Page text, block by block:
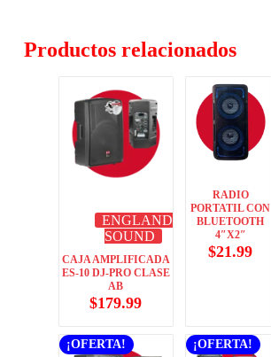
Productos relacionados
ENGLAND
SOUND
CAJA AMPLIFICADA
ES-10 DJ-PRO CLASE
AB
$179.99
RADIO
PORTATIL CON
BLUETOOTH
4″X2″
$21.99
¡OFERTA! ¡OFERTA!